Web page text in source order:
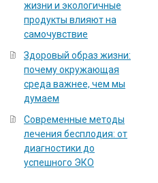
жизни и экологичные
продукты влияют на
самочувствие
Здоровый образ жизни:
почему окружающая
среда важнее, чем мы
думаем
Современные методы
лечения бесплодия: от
диагностики до
успешного ЭКО